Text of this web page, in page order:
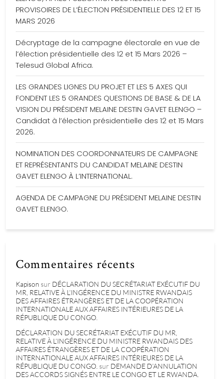
PROVISOIRES DE L’ÉLECTION PRÉSIDENTIELLE DES 12 ET 15
MARS 2026
Décryptage de la campagne électorale en vue de
l’élection présidentielle des 12 et 15 Mars 2026 –
Telesud Global Africa.
LES GRANDES LIGNES DU PROJET ET LES 5 AXES QUI
FONDENT LES 5 GRANDES QUESTIONS DE BASE & DE LA
VISION DU PRÉSIDENT MELAINE DESTIN GAVET ELENGO –
Candidat à l’élection présidentielle des 12 et 15 Mars
2026.
NOMINATION DES COORDONNATEURS DE CAMPAGNE
ET REPRÉSENTANTS DU CANDIDAT MELAINE DESTIN
GAVET ELENGO À L’INTERNATIONAL.
AGENDA DE CAMPAGNE DU PRÉSIDENT MELAINE DESTIN
GAVET ELENGO.
Commentaires récents
Kapison sur DÉCLARATION DU SECRÉTARIAT EXÉCUTIF DU
MR, RELATIVE À L’INGÉRENCE DU MINISTRE RWANDAIS
DES AFFAIRES ÉTRANGÈRES ET DE LA COOPÉRATION
INTERNATIONALE AUX AFFAIRES INTÉRIEURES DE LA
RÉPUBLIQUE DU CONGO.
DÉCLARATION DU SECRÉTARIAT EXÉCUTIF DU MR,
RELATIVE À L’INGÉRENCE DU MINISTRE RWANDAIS DES
AFFAIRES ÉTRANGÈRES ET DE LA COOPÉRATION
INTERNATIONALE AUX AFFAIRES INTÉRIEURES DE LA
RÉPUBLIQUE DU CONGO. sur DEMANDE D’ANNULATION
DES ACCORDS SIGNÉS ENTRE LE CONGO ET LE RWANDA.